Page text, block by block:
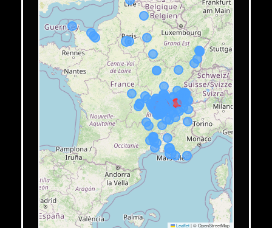
Leaflet|© OpenStreetMap